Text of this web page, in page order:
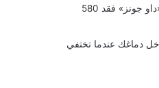
خسائر عميقة لـ«وول ستريت».. «داو جونز» فقد 580
دماغك عندما تختفي